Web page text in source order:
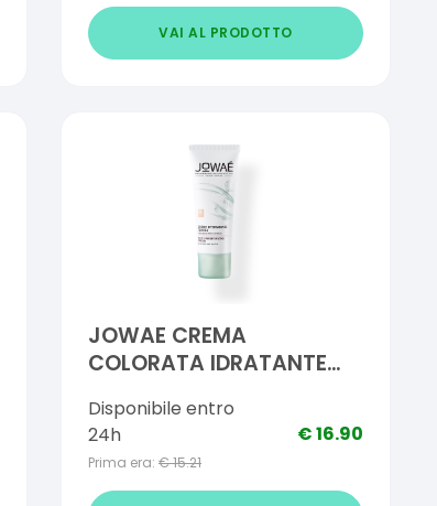
VAI AL PRODOTTO
JOWAE CREMA
COLORATA IDRATANTE
Disponibile entro
24h
Prima era: €15.21
€16.90